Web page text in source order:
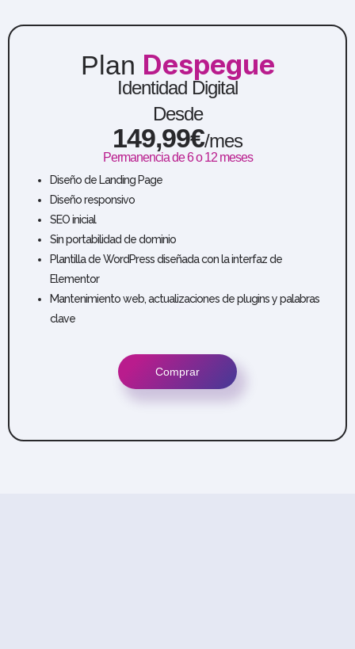
Plan Despegue
Identidad Digital
Desde
149,99€/mes
Permanencia de 6 o 12 meses
Diseño de Landing Page
Diseño responsivo
SEO inicial
Sin portabilidad de dominio
Plantilla de WordPress diseñada con la interfaz de
Elementor
Mantenimiento web, actualizaciones de plugins y palabras
clave
Comprar